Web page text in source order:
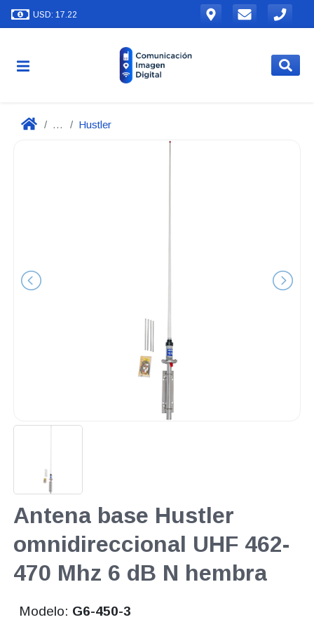
USD: 17.22
... Hustler
Antena base Hustler
omnidireccional UHF 462-
470 Mhz 6 dB N hembra
Modelo: G6-450-3